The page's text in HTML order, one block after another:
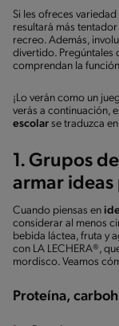
Si les ofreces
resultará más
recreo. Además,
divertido. Pregúntales
comprendan la
¡Lo verán como un
verás a continuación,
escolar se traduzca
1. Grupos
armar ideas
Cuando piensas en
considerar al menos
bebida láctea, fruta y
con LA LECHERA®,
mordisco. Veamos
Proteína,